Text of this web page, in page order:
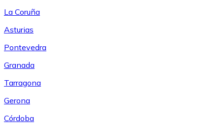
La Coruña
Asturias
Pontevedra
Granada
Tarragona
Gerona
Córdoba